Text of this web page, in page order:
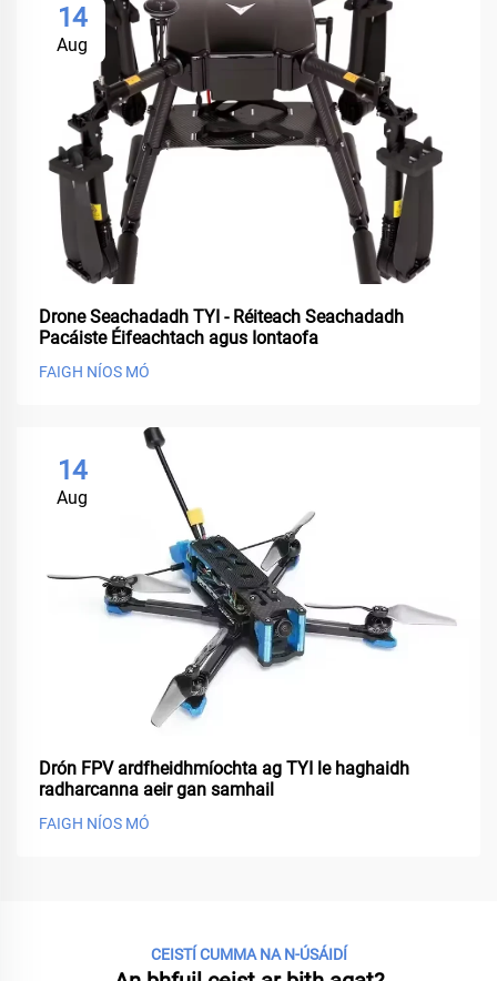
14
Aug
Drone Seachadadh TYI - Réiteach Seachadadh
Pacáiste Éifeachtach agus Iontaofa
FAIGH NÍOS MÓ
14
Aug
Drón FPV ardfheidhmíochta ag TYI le haghaidh
radharcanna aeir gan samhail
FAIGH NÍOS MÓ
CEISTÍ CUMMA NA N-ÚSÁIDÍ